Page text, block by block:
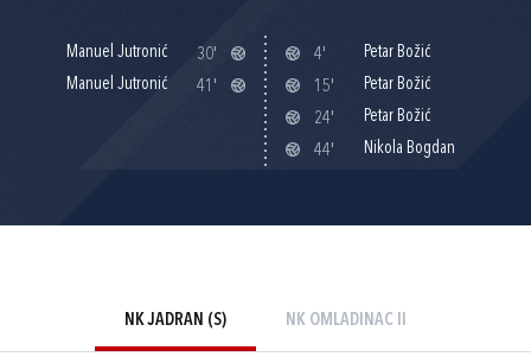
Manuel Jutronić
30'
Manuel Jutronić
41'
4'
Petar Božić
15'
Petar Božić
24'
Petar Božić
44'
Nikola Bogdan
NK JADRAN (S) NK OMLADINAC II